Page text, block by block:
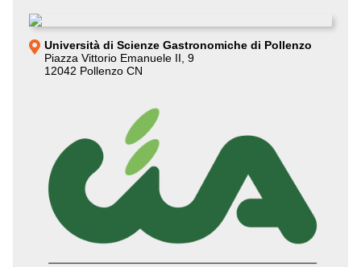
Università di Scienze Gastronomiche di Pollenzo
Piazza Vittorio Emanuele II, 9
12042 Pollenzo CN